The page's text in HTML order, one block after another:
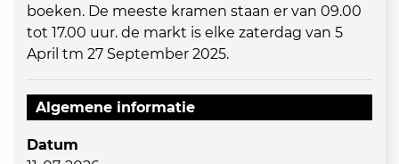
boeken. De meeste kramen staan er van 09.00
tot 17.00 uur. de markt is elke zaterdag van 5
April tm 27 September 2025.
Algemene informatie
Datum